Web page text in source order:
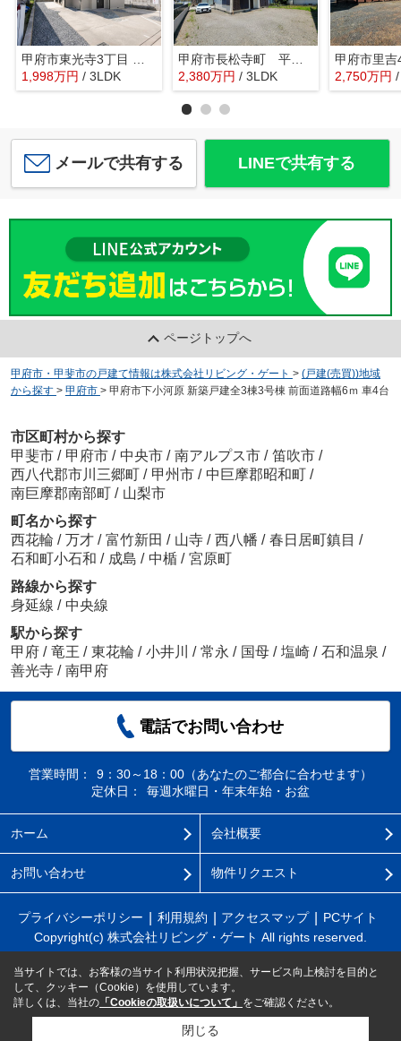
甲府市東光寺3丁目 内外装一新 中古戸建 駅歩13分 車4台
1,998万円 / 3LDK
甲府市長松寺町 平成7年築 内外装フルリフォーム済中古戸建
2,380万円 / 3LDK 2,750万円
メールで共有する LINEで共有する
ページトップへ
甲府市・甲斐市の戸建て情報は株式会社リビング・ゲート > (戸建(売買))地域
から探す > 甲府市 > 甲府市下小河原 新築戸建全3棟3号棟 前面道路幅6ｍ 車4台
市区町村から探す
甲斐市 / 甲府市 / 中央市 / 南アルプス市 / 笛吹市 /
西八代郡市川三郷町 / 甲州市 / 中巨摩郡昭和町 /
南巨摩郡南部町 / 山梨市
町名から探す
西花輪 / 万才 / 富竹新田 / 山寺 / 西八幡 / 春日居町鎮目 /
石和町小石和 / 成島 / 中楯 / 宮原町
路線から探す
身延線 / 中央線
駅から探す
甲府 / 竜王 / 東花輪 / 小井川 / 常永 / 国母 / 塩崎 / 石和温泉 /
善光寺 / 南甲府
電話でお問い合わせ
営業時間：
9：30～18：00（あなたのご都合に合わせます）
定休日：
毎週水曜日・年末年始・お盆
ホーム 会社概要
お問い合わせ 物件リクエスト
プライバシーポリシー 利用規約 アクセスマップ
PCサイト
Copyright(c) 株式会社リビング・ゲート All rights reserved.
当サイトでは、お客様の当サイト利用状況把握、サービス向上検討を目的と
して、クッキー（Cookie）を使用しています。
詳しくは、当社の 「Cookieの取扱いについて」 をご確認ください。
閉じる